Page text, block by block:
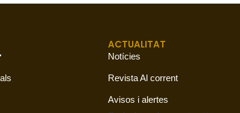
ACTUALITAT
Notícies
Revista Al corrent
Avisos i alertes